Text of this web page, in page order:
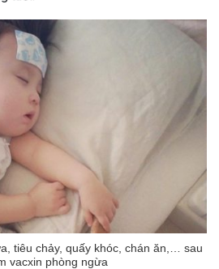
tiêu chảy, quấy khóc, chán ăn,… sau
vacxin phòng ngừa